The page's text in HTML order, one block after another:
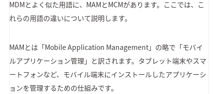
MDMとよく似た用語に、MAMとMCMがあります。ここでは、こ
れらの用語の違いについて説明します。
MAMとは「Mobile Application Management」の略で「モバイ
ルアプリケーション管理」と訳されます。タブレット端末やスマ
ートフォンなど、モバイル端末にインストールしたアプリケーシ
ョンを管理するための仕組みです。